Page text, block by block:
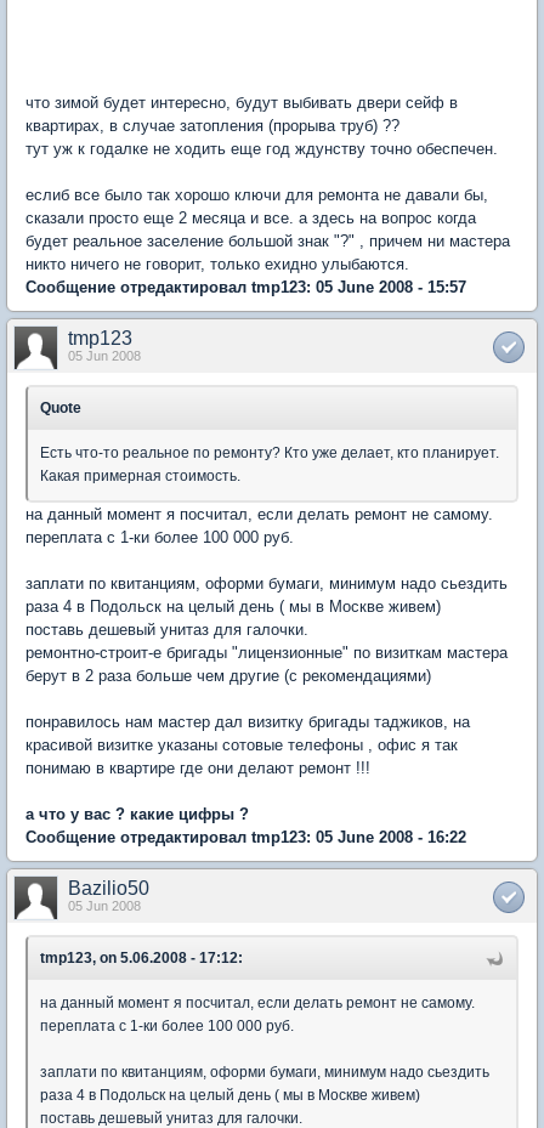
что зимой будет интересно, будут выбивать двери сейф в
квартирах, в случае затопления (прорыва труб) ??
тут уж к годалке не ходить еще год ждунству точно обеспечен.
еслиб все было так хорошо ключи для ремонта не давали бы,
сказали просто еще 2 месяца и все. а здесь на вопрос когда
будет реальное заселение большой знак "?" , причем ни мастера
никто ничего не говорит, только ехидно улыбаютcя.
Сообщение отредактировал tmp123: 05 June 2008 - 15:57
tmp123
05 Jun 2008
Quote
Есть что-то реальное по ремонту? Кто уже делает, кто планирует.
Какая примерная стоимость.
на данный момент я посчитал, если делать ремонт не самому.
переплата с 1-ки более 100 000 руб.
заплати по квитанциям, оформи бумаги, минимум надо сьездить
раза 4 в Подольск на целый день ( мы в Москве живем)
поставь дешевый унитаз для галочки.
ремонтно-строит-е бригады "лицензионные" по визиткам мастера
берут в 2 раза больше чем другие (с рекомендациями)
понравилось нам мастер дал визитку бригады таджиков, на
красивой визитке указаны сотовые телефоны , офис я так
понимаю в квартире где они делают ремонт !!!
а что у вас ? какие цифры ?
Сообщение отредактировал tmp123: 05 June 2008 - 16:22
Bazilio50
05 Jun 2008
tmp123, on 5.06.2008 - 17:12:
на данный момент я посчитал, если делать ремонт не самому.
переплата с 1-ки более 100 000 руб.
заплати по квитанциям, оформи бумаги, минимум надо сьездить
раза 4 в Подольск на целый день ( мы в Москве живем)
поставь дешевый унитаз для галочки.